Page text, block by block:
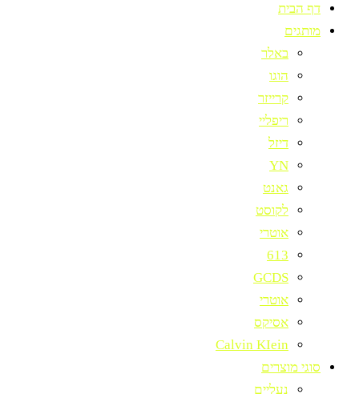
דף הבית
מותגים
באלר
הוגו
קרייזר
ריפליי
דיזל
YN
גאנט
לקוסט
אוטרי
613
GCDS
אוטרי
אסיקס
Calvin KIein
סוגי מוצרים
נעליים